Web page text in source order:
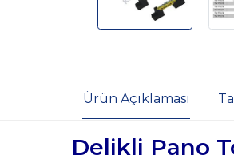
Ürün Açıklaması
Delikli Pano